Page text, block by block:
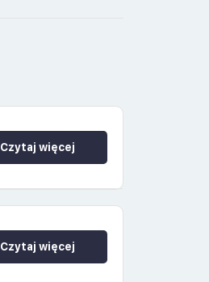
Czytaj więcej
Czytaj więcej